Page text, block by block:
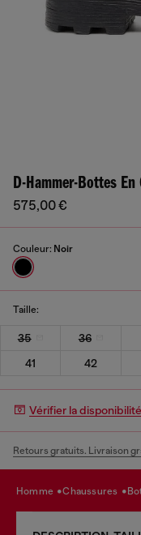
D-Hammer-Bottes En
575,00 €
Couleur: Noir
Taille:
35 36
41
42
Vérifier la
Retours gratuits. Livraison
homme chaussures